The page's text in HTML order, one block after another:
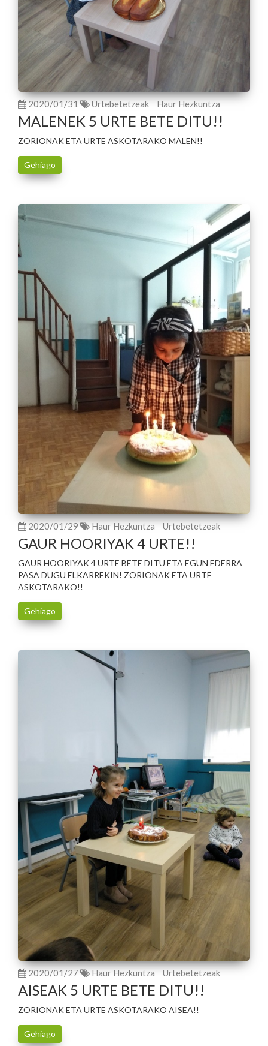
2020/01/31 Urtebetetzeak Haur Hezkuntza
MALENEK 5 URTE BETE DITU!!
ZORIONAK ETA URTE ASKOTARAKO MALEN!!
Gehiago
2020/01/29 Haur Hezkuntza Urtebetetzeak
GAUR HOORIYAK 4 URTE!!
GAUR HOORIYAK 4 URTE BETE DITU ETA EGUN EDERRA
PASA DUGU ELKARREKIN! ZORIONAK ETA URTE
ASKOTARAKO!!
Gehiago
2020/01/27 Haur Hezkuntza Urtebetetzeak
AISEAK 5 URTE BETE DITU!!
ZORIONAK ETA URTE ASKOTARAKO AISEA!!
Gehiago